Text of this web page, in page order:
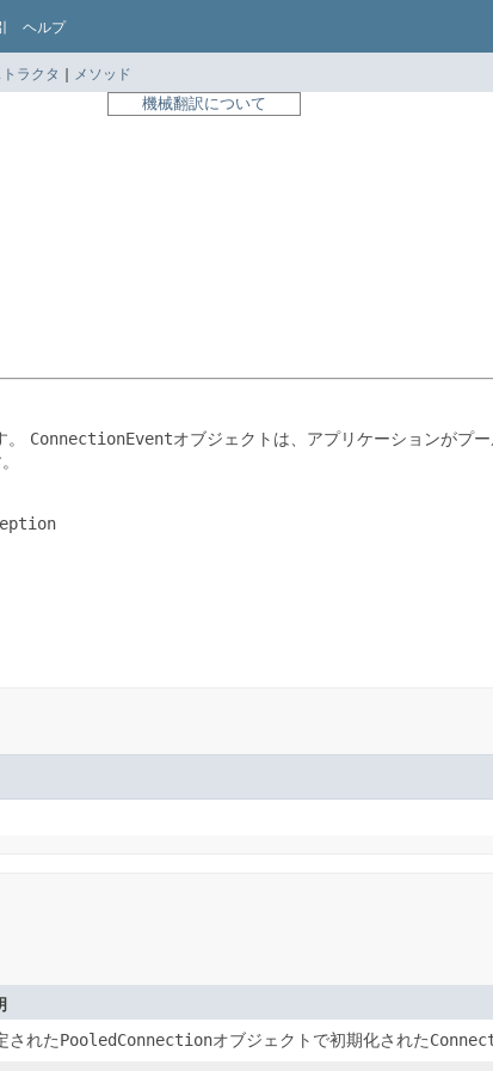
ヘルプ
ラクタ | メソッド
機械翻訳について
ConnectionEventオブジェクトは、アプリケーションがプ
されたPooledConnectionオブジェクトで初期化された